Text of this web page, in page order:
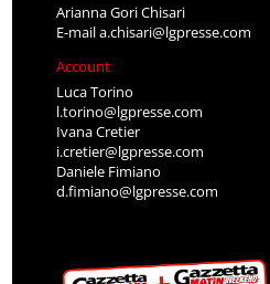
Arianna Gori Chisari
E-maila.chisari@lgpresse.com
Account
Luca Torino
l.torino@lgpresse.com
Ivana Cretier
i.cretier@lgpresse.com
Daniele Fimiano
d.fimiano@lgpresse.com